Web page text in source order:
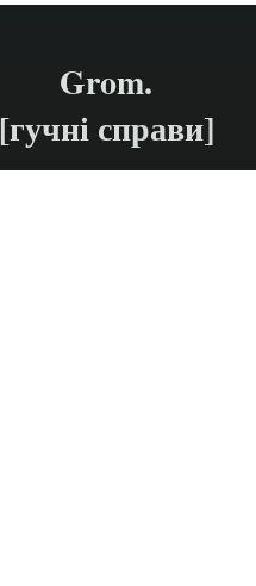
Grom.
[гучні справи]